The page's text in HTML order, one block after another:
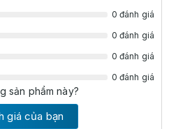
0 đánh giá
0 đánh giá
0 đánh giá
0 đánh giá
sản phẩm này?
giá của bạn